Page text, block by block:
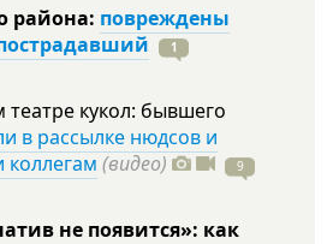
района: повреждены
1
театре кукол: бывшего
в рассылке нюдсов и
коллегам (видео) 9
не появится»: как